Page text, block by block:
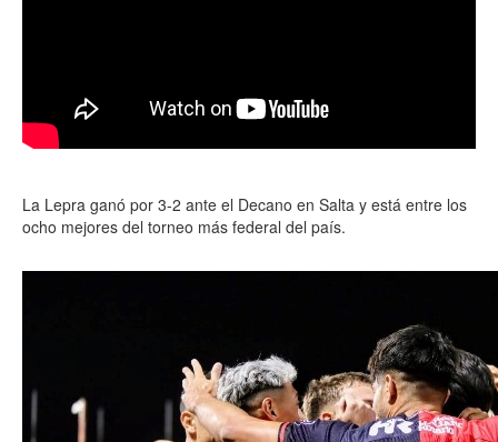
La Lepra ganó por 3-2 ante el Decano en Salta y está entre los
ocho mejores del torneo más federal del país.